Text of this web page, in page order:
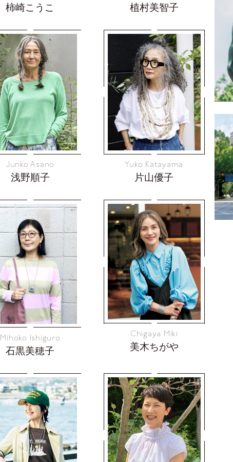
柿崎こうこ 植村美智子
Junko Asano
浅野順子
Yuko Katayama
片山優子
Mihoko Ishiguro
石黒美穂子
Chigaya Miki
美木ちがや